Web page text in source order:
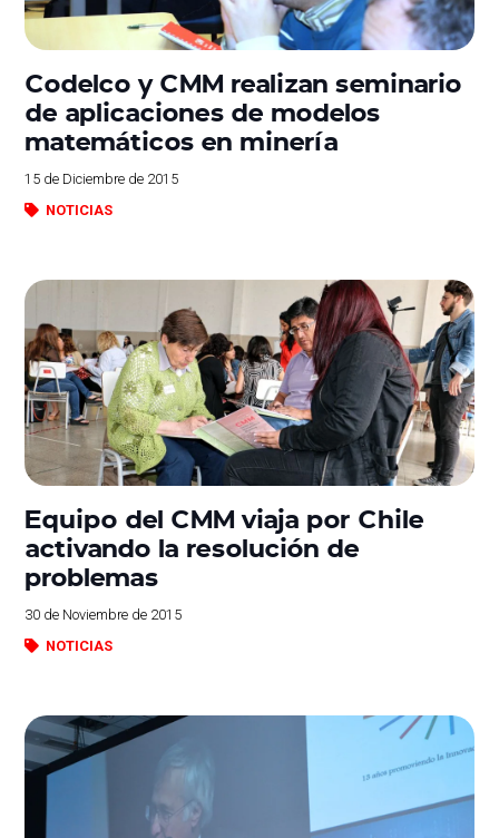
Codelco y CMM realizan seminario
de aplicaciones de modelos
matemáticos en minería
15 de Diciembre de 2015
NOTICIAS
Equipo del CMM viaja por Chile
activando la resolución de
problemas
30 de Noviembre de 2015
NOTICIAS